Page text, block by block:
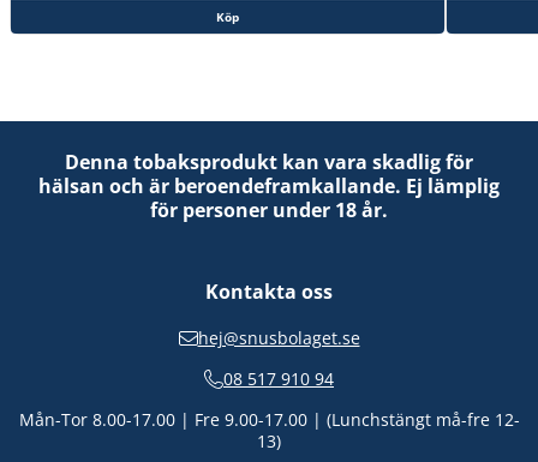
Köp
Denna tobaksprodukt kan vara skadlig för
hälsan och är beroendeframkallande. Ej lämplig
för personer under 18 år.
Kontakta oss
hej@snusbolaget.se
08 517 910 94
Mån-Tor 8.00-17.00 | Fre 9.00-17.00 | (Lunchstängt må-fre 12-
13)